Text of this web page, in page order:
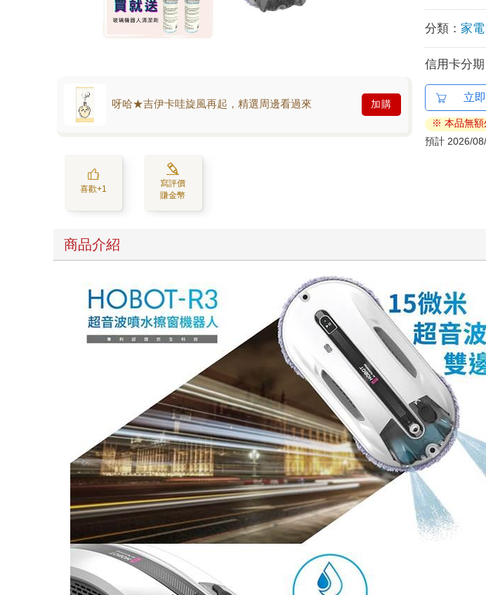
呀哈★吉伊卡哇旋風再起，精選周邊看過來 加購
喜歡+1
寫評價
賺金幣
分類： 家電
信用卡分期
立
※ 本品無額
預計 2026/
商品介紹